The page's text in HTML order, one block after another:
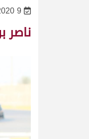
9 Dec , 2020
ناصر